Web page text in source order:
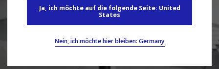
Ja, ich möchte auf die folgende Seite: United
States
Nein, ich möchte hier bleiben: Germany